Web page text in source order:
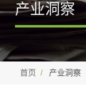
产业洞察
首页 产业洞察